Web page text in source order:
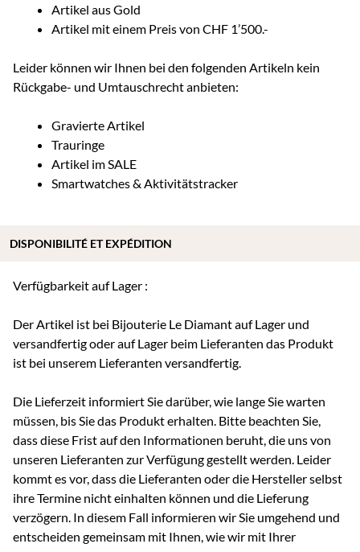
Artikel aus Gold
Artikel mit einem Preis von CHF 1’500.-
Leider können wir Ihnen bei den folgenden Artikeln kein
Rückgabe- und Umtauschrecht anbieten:
Gravierte Artikel
Trauringe
Artikel im SALE
Smartwatches & Aktivitätstracker
Verfügbarkeit auf Lager :
Der Artikel ist bei Bijouterie Le Diamant auf Lager und
versandfertig oder auf Lager beim Lieferanten das Produkt
ist bei unserem Lieferanten versandfertig.
Die Lieferzeit informiert Sie darüber, wie lange Sie warten
müssen, bis Sie das Produkt erhalten. Bitte beachten Sie,
dass diese Frist auf den Informationen beruht, die uns von
unseren Lieferanten zur Verfügung gestellt werden. Leider
kommt es vor, dass die Lieferanten oder die Hersteller selbst
ihre Termine nicht einhalten können und die Lieferung
verzögern. In diesem Fall informieren wir Sie umgehend und
entscheiden gemeinsam mit Ihnen, wie wir mit Ihrer
DISPONIBILITÉ ET EXPÉDITION